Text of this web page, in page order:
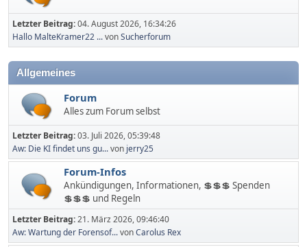
Letzter Beitrag:04. August 2026, 16:34:26
Hallo MalteKramer22 ...vonSucherforum
Allgemeines
Forum
Alles zum Forum selbst
Letzter Beitrag:03. Juli 2026, 05:39:48
Aw: Die KI findet uns gu...von jerry25
Forum-Infos
Ankündigungen, Informationen, 💲💲💲 Spenden
💲💲💲 und Regeln
Letzter Beitrag:21. März 2026, 09:46:40
Aw: Wartung der Forensof...vonCarolus Rex